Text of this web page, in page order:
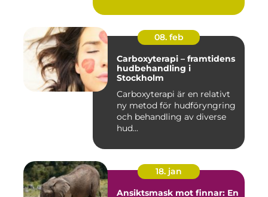
08. feb
Carboxyterapi – framtidens
hudbehandling i
Stockholm
Carboxyterapi är en relativt
ny metod för hudföryngring
och behandling av diverse
hud...
18. jan
Ansiktsmask mot finnar: En